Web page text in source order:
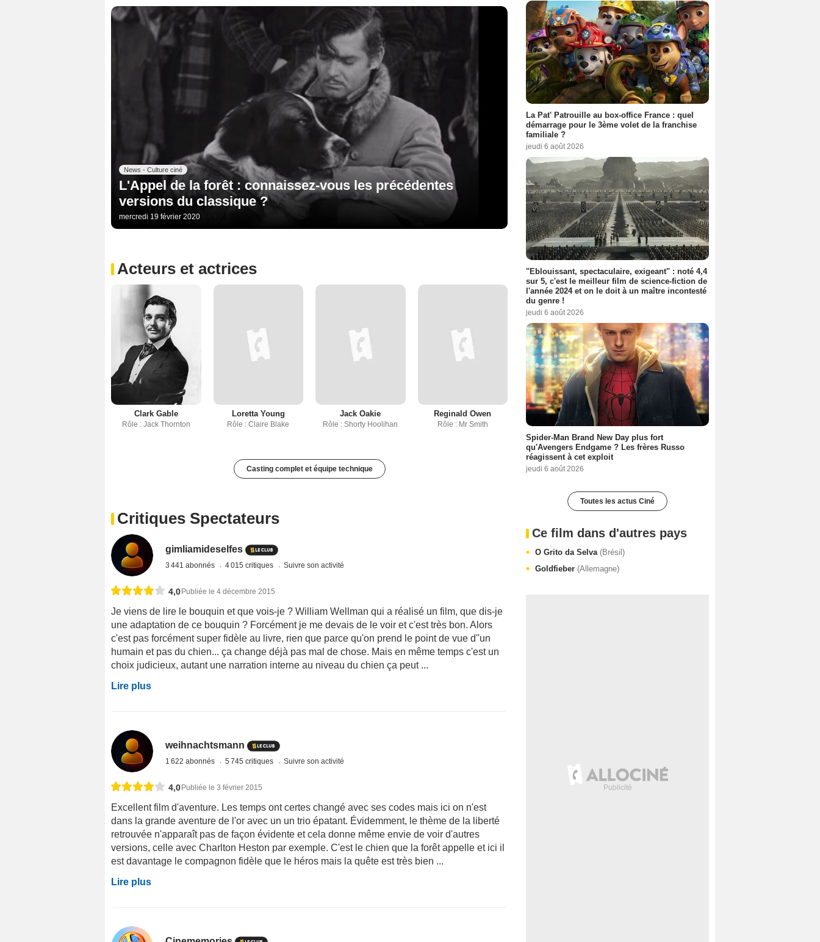
News - Culture ciné
L'Appel de la forêt : connaissez-vous les précédentes
versions du classique ?
mercredi 19 février 2020
Acteurs et actrices
Clark Gable
Rôle : Jack Thornton
Loretta Young
Rôle : Claire Blake
Jack Oakie
Rôle : Shorty Hoolihan
Reginald Owen
Rôle : Mr Smith
Casting complet et équipe technique
Critiques Spectateurs
gimliamideselfes
3 441 abonnés 4 015 critiques Suivre son activité
4,0 Publiée le 4 décembre 2015
Je viens de lire le bouquin et que vois-je ? William Wellman qui a réalisé un film, que dis-je
une adaptation de ce bouquin ? Forcément je me devais de le voir et c'est très bon. Alors
c'est pas forcément super fidèle au livre, rien que parce qu'on prend le point de vue d''un
humain et pas du chien... ça change déjà pas mal de chose. Mais en même temps c'est un
choix judicieux, autant une narration interne au niveau du chien ça peut ...
Lire plus
weihnachtsmann
1 622 abonnés 5 745 critiques Suivre son activité
4,0 Publiée le 3 février 2015
Excellent film d'aventure. Les temps ont certes changé avec ses codes mais ici on n'est
dans la grande aventure de l'or avec un un trio épatant. Évidemment, le thème de la liberté
retrouvée n'apparaît pas de façon évidente et cela donne même envie de voir d'autres
versions, celle avec Charlton Heston par exemple. C'est le chien que la forêt appelle et ici il
est davantage le compagnon fidèle que le héros mais la quête est très bien ...
Lire plus
La Pat' Patrouille au box-office France : quel
démarrage pour le 3ème volet de la franchise
familiale ?
jeudi 6 août 2026
"Eblouissant, spectaculaire, exigeant" : noté 4,4
sur 5, c'est le meilleur film de science-fiction de
l'année 2024 et on le doit à un maître incontesté
du genre !
jeudi 6 août 2026
Spider-Man Brand New Day plus fort
qu'Avengers Endgame ? Les frères Russo
réagissent à cet exploit
jeudi 6 août 2026
Toutes les actus Ciné
Ce film dans d'autres pays
O Grito da Selva (Brésil)
Goldfieber (Allemagne)